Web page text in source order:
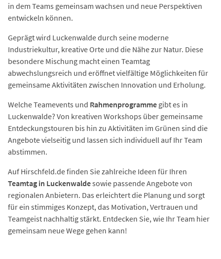
in dem Teams gemeinsam wachsen und neue Perspektiven
entwickeln können.
Geprägt wird Luckenwalde durch seine moderne
Industriekultur, kreative Orte und die Nähe zur Natur. Diese
besondere Mischung macht einen Teamtag
abwechslungsreich und eröffnet vielfältige Möglichkeiten für
gemeinsame Aktivitäten zwischen Innovation und Erholung.
Welche Teamevents und Rahmenprogramme gibt es in
Luckenwalde? Von kreativen Workshops über gemeinsame
Entdeckungstouren bis hin zu Aktivitäten im Grünen sind die
Angebote vielseitig und lassen sich individuell auf Ihr Team
abstimmen.
Auf Hirschfeld.de finden Sie zahlreiche Ideen für Ihren
Teamtag in Luckenwaldesowie passende Angebote von
regionalen Anbietern. Das erleichtert die Planung und sorgt
für ein stimmiges Konzept, das Motivation, Vertrauen und
Teamgeist nachhaltig stärkt. Entdecken Sie, wie Ihr Team hier
gemeinsam neue Wege gehen kann!